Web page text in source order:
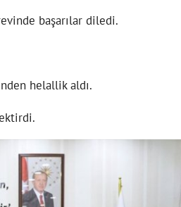
başarılar diledi.
helallik aldı.